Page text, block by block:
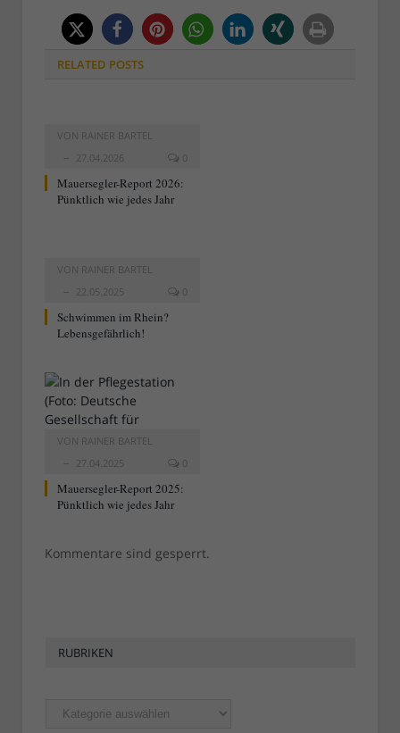
RELATED POSTS
VON RAINER BARTEL
27.04.2026
0
Mauersegler-Report 2026:
Pünktlich wie jedes Jahr
VON RAINER BARTEL
22.05.2025
0
Schwimmen im Rhein?
Lebensgefährlich!
VON RAINER BARTEL
27.04.2025
0
Mauersegler-Report 2025:
Pünktlich wie jedes Jahr
Kommentare sind gesperrt.
RUBRIKEN
Rubriken